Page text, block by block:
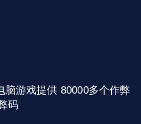
脑游戏提供 80000多个作弊
码